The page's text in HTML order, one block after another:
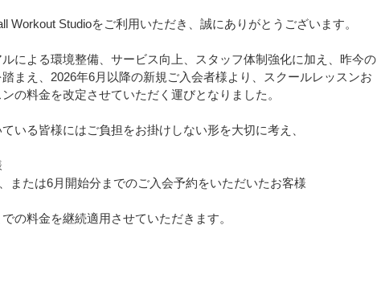
Workout Studioをご利用いただき、誠にありがとうございます。
による環境整備、サービス向上、スタッフ体制強化に加え、昨今の
まえ、2026年6月以降の新規ご入会者様より、スクールレッスンお
の料金を改定させていただく運びとなりました。
いる皆様にはご負担をお掛けしない形を大切に考え、
または6月開始分までのご入会予約をいただいたお客様
の料金を継続適用させていただきます。